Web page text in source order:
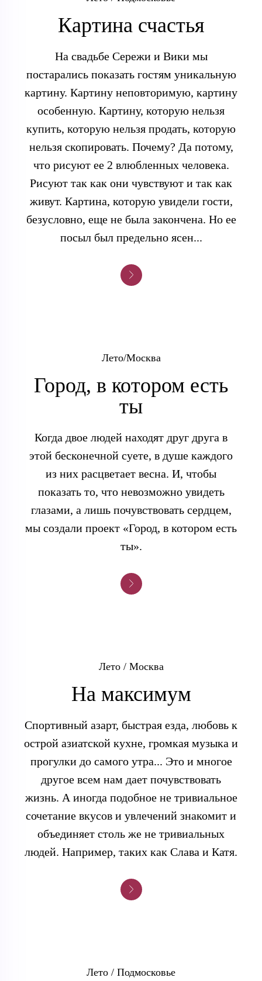
Картина счастья
На свадьбе Сережи и Вики мы
постарались показать гостям уникальную
картину. Картину неповторимую, картину
особенную. Картину, которую нельзя
купить, которую нельзя продать, которую
нельзя скопировать. Почему? Да потому,
что рисуют ее 2 влюбленных человека.
Рисуют так как они чувствуют и так как
живут. Картина, которую увидели гости,
безусловно, еще не была закончена. Но ее
посыл был предельно ясен...
Лето/Москва
Город, в котором есть
ты
Когда двое людей находят друг друга в
этой бесконечной суете, в душе каждого
из них расцветает весна. И, чтобы
показать то, что невозможно увидеть
глазами, а лишь почувствовать сердцем,
мы создали проект «Город, в котором есть
ты».
Лето / Москва
На максимум
Спортивный азарт, быстрая езда, любовь к
острой азиатской кухне, громкая музыка и
прогулки до самого утра... Это и многое
другое всем нам дает почувствовать
жизнь. А иногда подобное не тривиальное
сочетание вкусов и увлечений знакомит и
объединяет столь же не тривиальных
людей. Например, таких как Слава и Катя.
Лето / Подмосковье